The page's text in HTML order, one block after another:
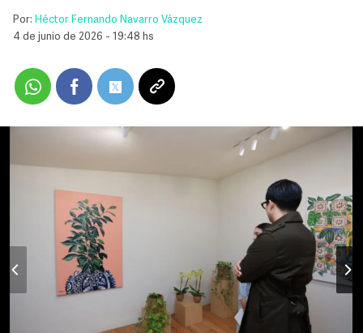
Por: Héctor Fernando Navarro Vázquez
4 de junio de 2026 - 19:48 hs